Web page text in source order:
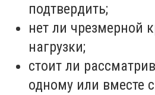
подтвердить;
нет ли чрезмерной
нагрузки;
стоит ли
одному или вместе